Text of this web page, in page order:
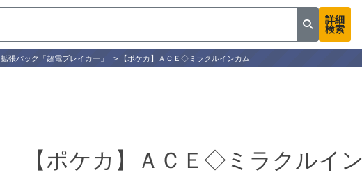
詳細
検索
拡張パック「超電ブレイカー」 > 【ポケカ】ＡＣＥ◇ミラクルインカム
【ポケカ】ＡＣＥ◇ミラクルイン